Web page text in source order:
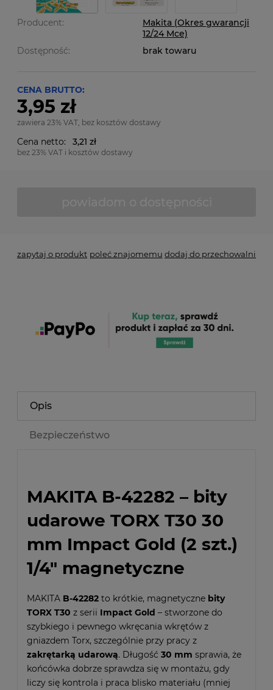
Producent:
Makita (Okres gwarancji
12/24 Mce)
Dostępność:
brak towaru
CENA BRUTTO:
3,95 zł
zawiera 23% VAT, bez kosztów dostawy
Cena netto: 3,21 zł
bez 23% VAT i kosztów dostawy
zapytaj o produkt poleć znajomemu dodaj do przechowalni
Opis
Bezpieczeństwo
MAKITA B-42282 – bity
udarowe TORX T30 30
mm Impact Gold (2 szt.)
1/4" magnetyczne
MAKITA B-42282 to krótkie, magnetyczne bity
TORX T30 z serii Impact Gold – stworzone do
szybkiego i pewnego wkręcania wkrętów z
gniazdem Torx, szczególnie przy pracy z
zakrętarką udarową. Długość 30 mm sprawia, że
końcówka dobrze sprawdza się w montażu, gdy
liczy się kontrola i praca blisko materiału (mniej